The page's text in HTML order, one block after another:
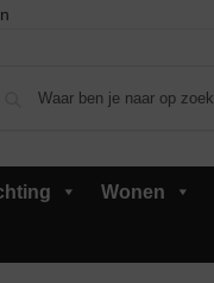
Wonen